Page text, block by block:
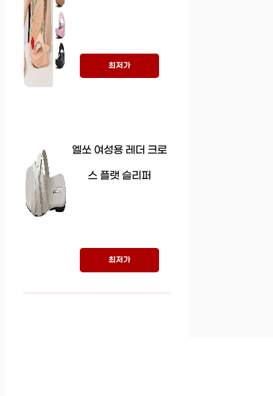
최저가
엘쏘 여성용 레더 크로
스 플랫 슬리퍼
최저가